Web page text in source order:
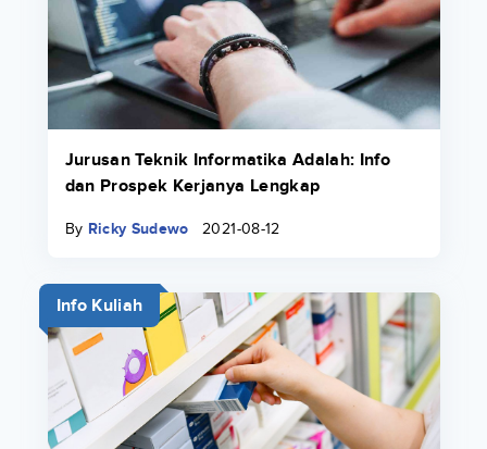
Jurusan Teknik Informatika Adalah: Info
dan Prospek Kerjanya Lengkap
By Ricky Sudewo 2021-08-12
Info Kuliah